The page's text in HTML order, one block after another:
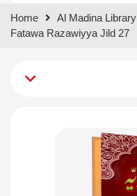
results.
Home
Al Madina Library
Fatawa Razawiyya Jild 27